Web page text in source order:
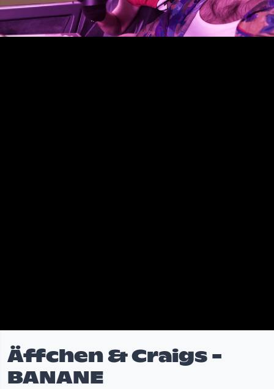
Äffchen & Craigs -
BANANE